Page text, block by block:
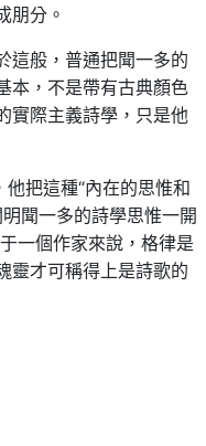
朋分。
這般，普通把聞一多的
本，不是帶有古典顏色
實際主義詩學，只是他
把這種“內在的思惟和
聞一多的詩學思惟一開
一個作家來說，格律是
靈才可稱得上是詩歌的